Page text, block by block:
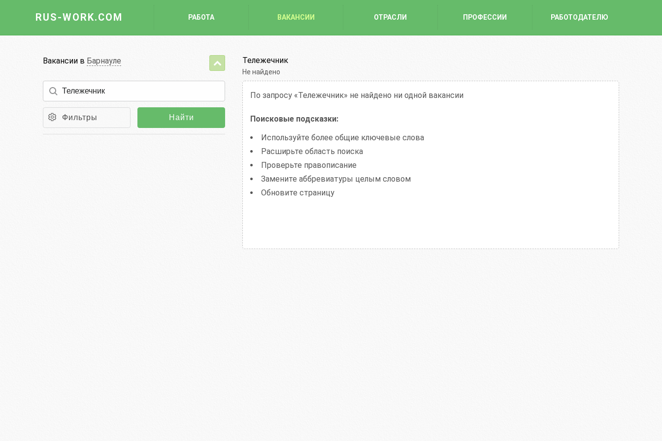
RUS-WORK.COM РАБОТА ВАКАНСИИ ОТРАСЛИ ПРОФЕССИИ РАБОТОДАТЕЛЮ
Профессии
Вакансии в Барнауле
Фильтры Найти
Тележечник
Не найдено
По запросу «Тележечник» не найдено ни одной вакансии
Поисковые подсказки:
Используйте более общие ключевые слова
Расширьте область поиска
Проверьте правописание
Замените аббревиатуры целым словом
Обновите страницу